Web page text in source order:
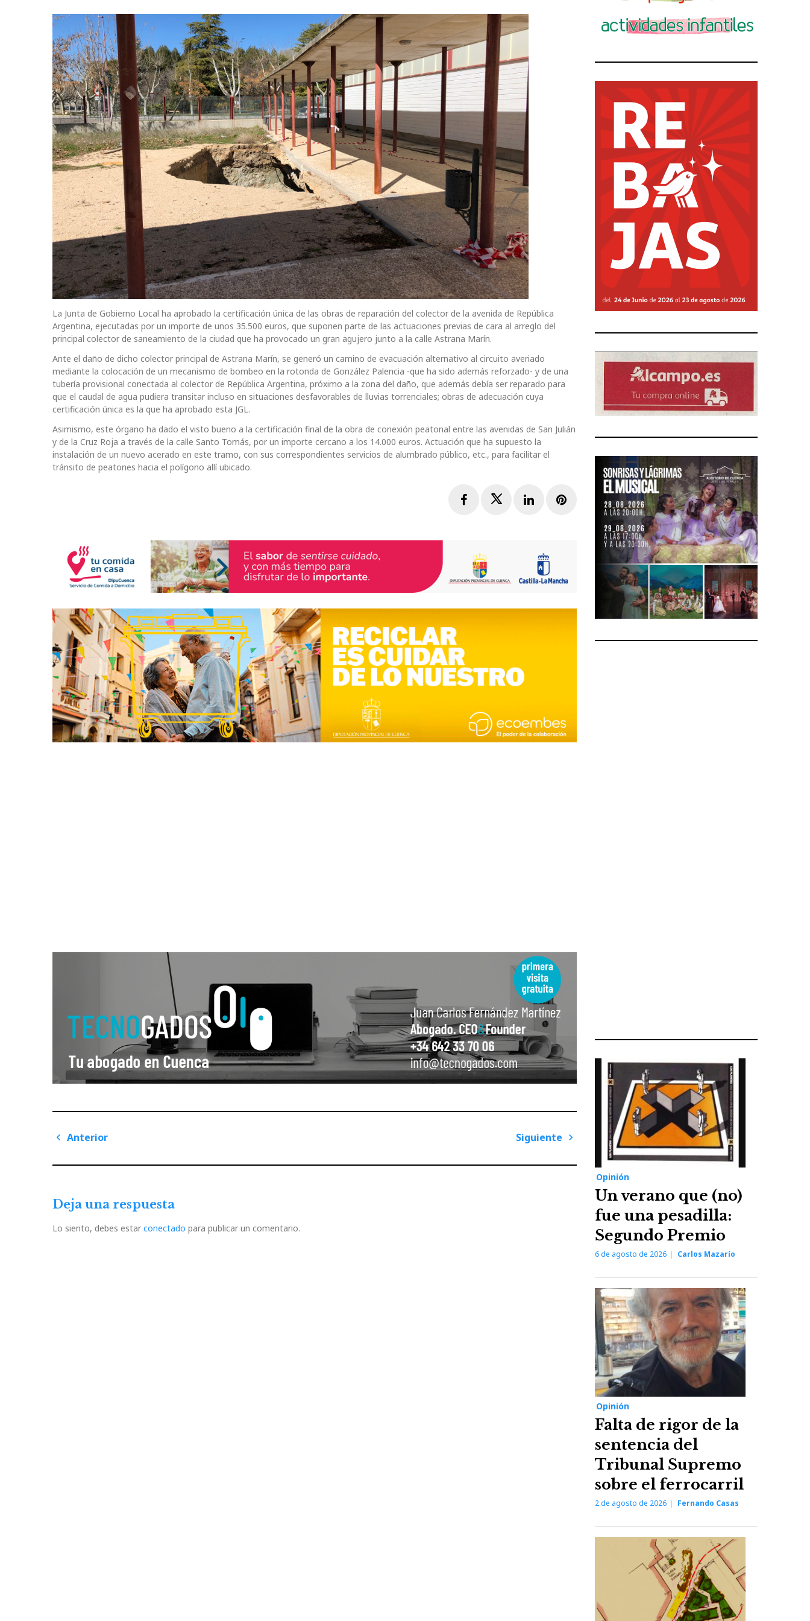
La Junta de Gobierno Local ha aprobado la certificación única de las obras de reparación del colector de la avenida de República
Argentina, ejecutadas por un importe de unos 35.500 euros, que suponen parte de las actuaciones previas de cara al arreglo del
principal colector de saneamiento de la ciudad que ha provocado un gran agujero junto a la calle Astrana Marín.
Ante el daño de dicho colector principal de Astrana Marín, se generó un camino de evacuación alternativo al circuito averiado
mediante la colocación de un mecanismo de bombeo en la rotonda de González Palencia -que ha sido además reforzado- y de una
tubería provisional conectada al colector de República Argentina, próximo a la zona del daño, que además debía ser reparado para
que el caudal de agua pudiera transitar incluso en situaciones desfavorables de lluvias torrenciales; obras de adecuación cuya
certificación única es la que ha aprobado esta JGL.
Asimismo, este órgano ha dado el visto bueno a la certificación final de la obra de conexión peatonal entre las avenidas de San Julián
y de la Cruz Roja a través de la calle Santo Tomás, por un importe cercano a los 14.000 euros. Actuación que ha supuesto la
instalación de un nuevo acerado en este tramo, con sus correspondientes servicios de alumbrado público, etc., para facilitar el
tránsito de peatones hacia el polígono allí ubicado.
FacebookTwitterLinkedInPinterest
Navegación
de
Anterior
Siguiente
Deja una respuesta
Lo siento, debes estar conectado para publicar un comentario.
Opinión
Un verano que (no)
fue una pesadilla:
Segundo Premio
6 de agosto de 2026 Carlos Mazarío
Opinión
Falta de rigor de la
sentencia del
Tribunal Supremo
sobre el ferrocarril
2 de agosto de 2026 Fernando Casas